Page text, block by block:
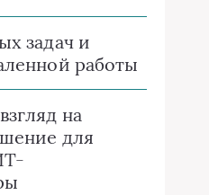
задач и
работы
на
для